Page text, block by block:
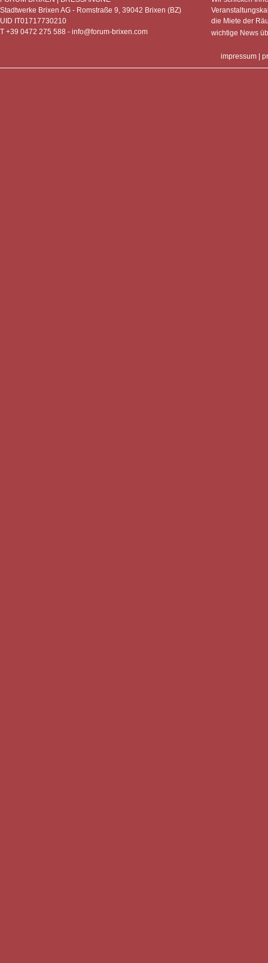
Stadtwerke Brixen AG - Romstraße 9, 39042 Brixen (BZ)
UID IT01717730210
T +39 0472 275 588 - info@forum-brixen.com
die Miete der
wichtige News
impressum